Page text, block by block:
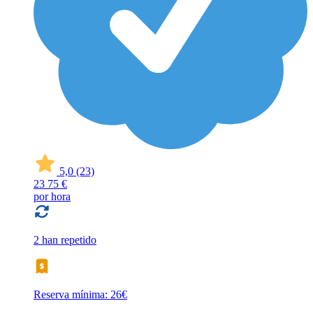
5,0 (23)
23 75 €
por hora
2 han repetido
Reserva mínima: 26€